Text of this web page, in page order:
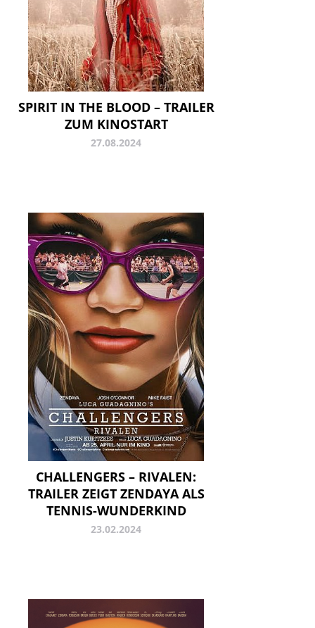
SPIRIT IN THE BLOOD – TRAILER
ZUM KINOSTART
27.08.2024
CHALLENGERS – RIVALEN:
TRAILER ZEIGT ZENDAYA ALS
TENNIS-WUNDERKIND
23.02.2024